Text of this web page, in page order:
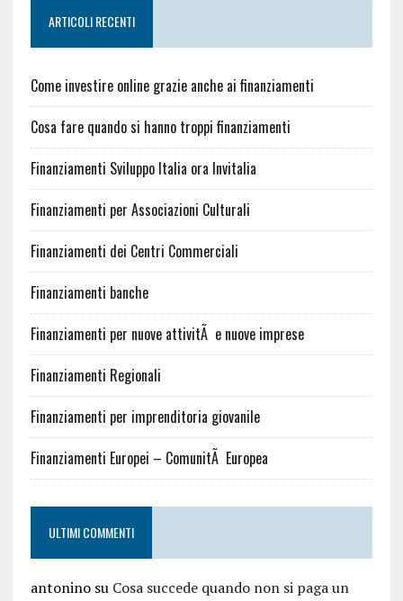
ARTICOLI RECENTI
Come investire online grazie anche ai finanziamenti
Cosa fare quando si hanno troppi finanziamenti
Finanziamenti Sviluppo Italia ora Invitalia
Finanziamenti per Associazioni Culturali
Finanziamenti dei Centri Commerciali
Finanziamenti banche
Finanziamenti per nuove attivitÃ e nuove imprese
Finanziamenti Regionali
Finanziamenti per imprenditoria giovanile
Finanziamenti Europei – ComunitÃ Europea
ULTIMI COMMENTI
antoninosu Cosa succede quando non si paga un